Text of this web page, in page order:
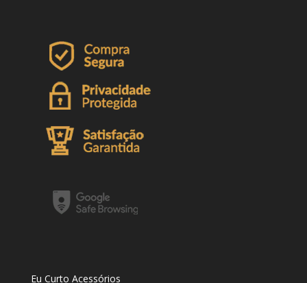
Eu Curto Acessórios